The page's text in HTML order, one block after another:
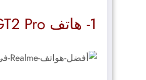
1- هاتف Realme GT2 Pro: